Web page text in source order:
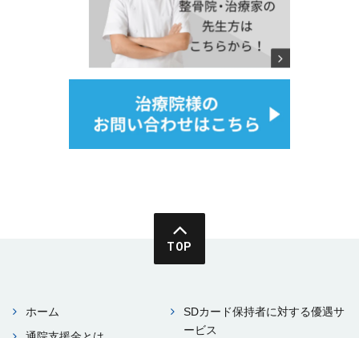
TOP
ホーム
SDカード保持者に対する優遇サ
ービス